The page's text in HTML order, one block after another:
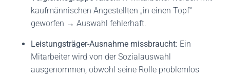
kaufmännischen Angestellten „in einen Topf“
geworfen → Auswahl fehlerhaft.
Leistungsträger-Ausnahme missbraucht: Ein
Mitarbeiter wird von der Sozialauswahl
ausgenommen, obwohl seine Rolle problemlos